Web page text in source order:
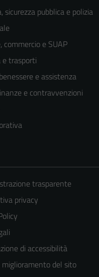
sicurezza pubblica e polizia
commercio e SUAP
trasporti
e assistenza
e contravvenzioni
trasparente
privacy
di accessibilità
miglioramento del sito